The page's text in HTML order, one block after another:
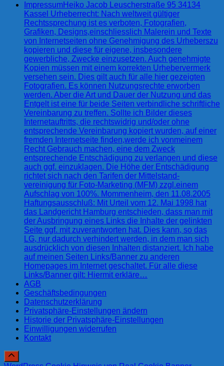
ImpressumHeiko Jacob Leuscherstraße 95 34134
Kassel Urheberrecht: Nach weltweit gültiger
Rechtssprechung ist es verboten, Fotografien,
Grafiken, Designs,einschliesslich Malerein und Texte
von Internetseiten ohne Genehmigung des Urheberszu
kopieren und diese für eigene, insbesondere
gewerbliche, Zwecke einzusetzen. Auch genehmigte
Kopien müssen mit einem korrekten Urhebervermerk
versehen sein. Dies gilt auch für alle hier gezeigten
Fotografien. Es können Nutzungsrechte erworben
werden. Aber die Art und Dauer der Nutzung und das
Entgelt ist eine für beide Seiten verbindliche schriftliche
Vereinbarung zu treffen. Sollte ich Bilder dieses
Internetauftritts, die rechtswidrig und/oder ohne
entsprechende Vereinbarung kopiert wurden, auf einer
fremden Internetseite finden,werde ich vonmeinem
Recht Gebrauch machen, eine dem Zweck
entsprechende Entschädigung zu verlangen und diese
auch ggf. einzuklagen. Die Höhe der Entschädigung
richtet sich nach den Tarifen der Mittelstand-
vereinigung für Foto-Marketing (MFM) zzgl.einem
Aufschlag von 100%. Mommenheim, den 11.08.2005
Haftungsausschluß: Mit Urteil vom 12. Mai 1998 hat
das Landgericht Hamburg entschieden, dass man mit
der Ausbringung eines Links die Inhalte der gelinkten
Seite ggf. mit zuverantworten hat. Dies kann, so das
LG, nur dadurch verhindert werden, in dem man sich
ausdrücklich von diesen Inhalten distanziert. Ich habe
auf meinen Seiten Links/Banner zu anderen
Homepages im Internet geschaltet. Für alle diese
Links/Banner gilt: Hiermit erkläre…
AGB
Geschäftsbedingungen
Datenschutzerklärung
Privatsphäre-Einstellungen ändern
Historie der Privatsphäre-Einstellungen
Einwilligungen widerrufen
Kontakt